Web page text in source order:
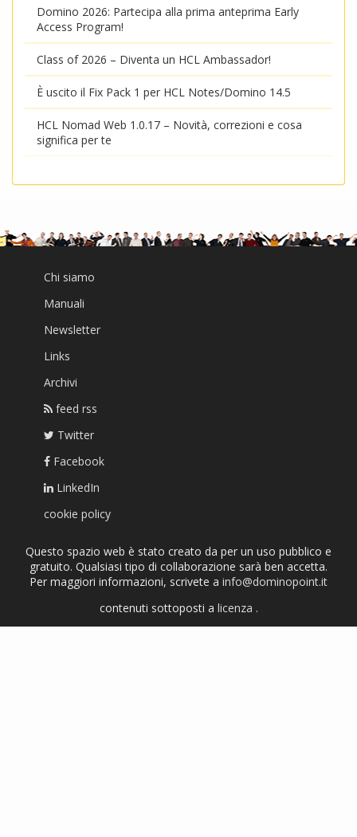
Domino 2026: Partecipa alla prima anteprima Early
Access Program!
Class of 2026 – Diventa un HCL Ambassador!
È uscito il Fix Pack 1 per HCL Notes/Domino 14.5
HCL Nomad Web 1.0.17 – Novità, correzioni e cosa
significa per te
Chi siamo
Manuali
Newsletter
Links
Archivi
feed rss
Twitter
Facebook
LinkedIn
cookie policy
Questo spazio web è stato creato da per un uso pubblico e
gratuito. Qualsiasi tipo di collaborazione sarà ben accetta.
Per maggiori informazioni, scrivete a info@dominopoint.it
contenuti sottoposti a licenza .